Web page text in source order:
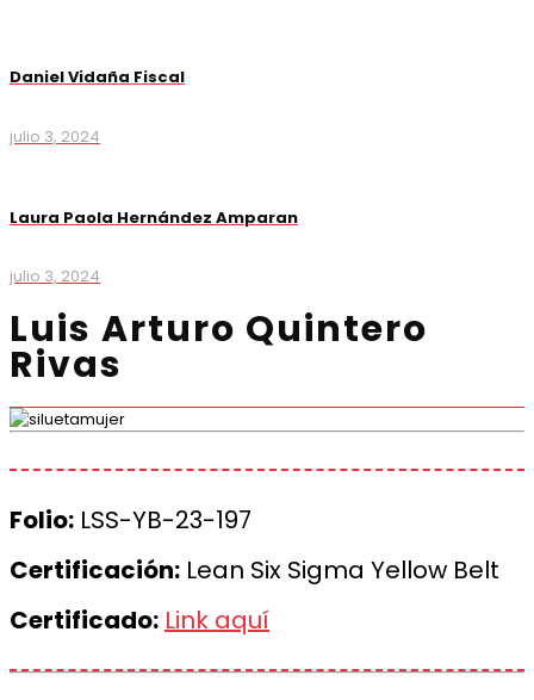
Daniel Vidaña Fiscal
julio 3, 2024
Laura Paola Hernández Amparan
julio 3, 2024
Luis Arturo Quintero
Rivas
Folio: LSS-YB-23-197
Certificación: Lean Six Sigma Yellow Belt
Certificado: Link aquí